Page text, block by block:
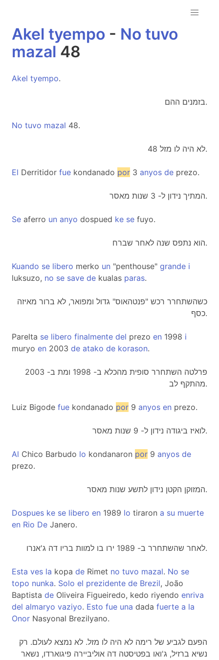
Akel tyempo - No tuvo
mazal 48
Akel tyempo.
בזמנים ההם.
No tuvo mazal 48.
לא היה לו מזל 48.
El Derritidor fue kondanado por 3 anyos de prezo.
המתיך נידון ל- 3 שנות מאסר.
Se aferro un anyo dospued ke se fuyo.
הוא נתפס שנה לאחר שברח.
Kuando se libero merko un "penthouse" grande i
luksuzo, no se save de kualas paras.
כשהשתחרר רכש "פנטהאוס" גדול ומפואר, לא ברור מאיזה
כסף.
Parelta se libero finalmente del prezo en 1998 i
muryo en 2003 de atako de korason.
פרלטה השתחרר סופית מהכלא ב- 1998 ומת ב- 2003
מהתקף לב.
Luiz Bigode fue kondanado por 9 anyos en prezo.
לואיז ביגודה נידון ל- 9 שנות מאסר.
Al Chico Barbudo lo kondanaron por 9 anyos de
prezo.
המזוקן הקטן נידון לתשע שנות מאסר.
Dospues ke se libero en 1989 lo tiraron a su muerte
en Rio De Janero.
לאחר שהשתחרר ב- 1989 ירו בו למוות בריו דה ג'אנרו.
Esta ves la kopa de Rimet no tuvo mazal. No se
topo nunka. Solo el prezidente de Brezil, João
Baptista de Oliveira Figueiredo, kedo riyendo enriva
del almaryo vaziyo. Esto fue una dada fuerte a la
Onor Nasyonal Brezilyano.
הפעם לגביע של רימה לא היה לו מזל. לא נמצא לעולם. רק
נשיא ברזיל, ג'ואו בפטיסטה דה אוליביירה פיגוארדו, נשאר